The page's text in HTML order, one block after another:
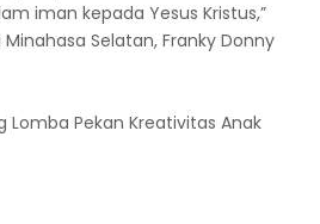
iman kepada Yesus Kristus,”
Selatan, Franky Donny
Pekan Kreativitas Anak